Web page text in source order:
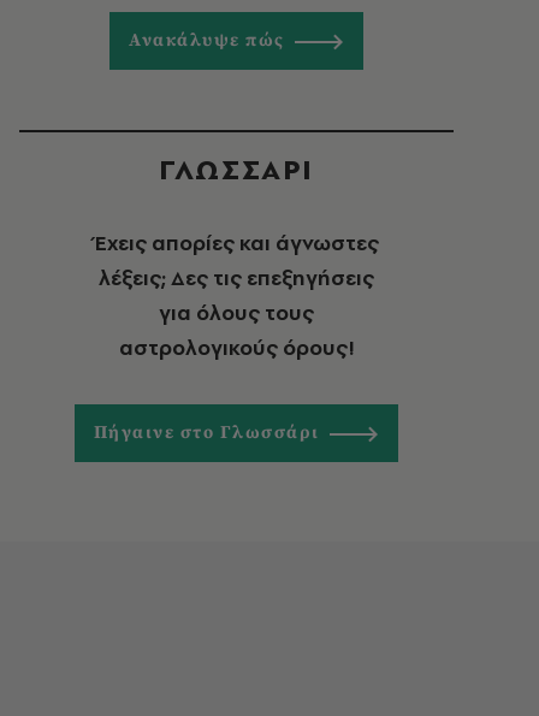
Ανακάλυψε πώς
ΓΛΩΣΣΑΡΙ
Έχεις απορίες και άγνωστες
λέξεις; Δες τις επεξηγήσεις
για όλους τους
αστρολογικούς όρους!
Πήγαινε στο Γλωσσάρι